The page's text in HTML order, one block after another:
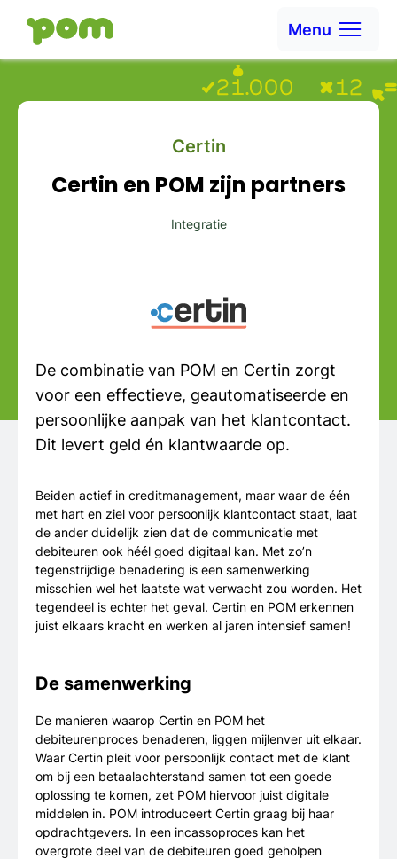
Ga naar Home
Menu
Certin
Certin en POM zijn partners
Integratie
De combinatie van POM en Certin zorgt
voor een effectieve, geautomatiseerde en
persoonlijke aanpak van het klantcontact.
Dit levert geld én klantwaarde op.
Beiden actief in creditmanagement, maar waar de één
met hart en ziel voor persoonlijk klantcontact staat, laat
de ander duidelijk zien dat de communicatie met
debiteuren ook héél goed digitaal kan. Met zo’n
tegenstrijdige benadering is een samenwerking
misschien wel het laatste wat verwacht zou worden. Het
tegendeel is echter het geval. Certin en POM erkennen
juist elkaars kracht en werken al jaren intensief samen!
De samenwerking
De manieren waarop Certin en POM het
debiteurenproces benaderen, liggen mijlenver uit elkaar.
Waar Certin pleit voor persoonlijk contact met de klant
om bij een betaalachterstand samen tot een goede
oplossing te komen, zet POM hiervoor juist digitale
middelen in. POM introduceert Certin graag bij haar
opdrachtgevers. In een incassoproces kan het
overgrote deel van de debiteuren goed geholpen